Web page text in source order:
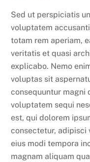
Sed ut perspiciatis
voluptatem
totam rem aperiam,
veritatis et quasi
explicabo. Nemo
voluptas sit
consequuntur magni
voluptatem sequi
est, qui dolorem
consectetur, adipisci
eius modi tempora
magnam aliquam